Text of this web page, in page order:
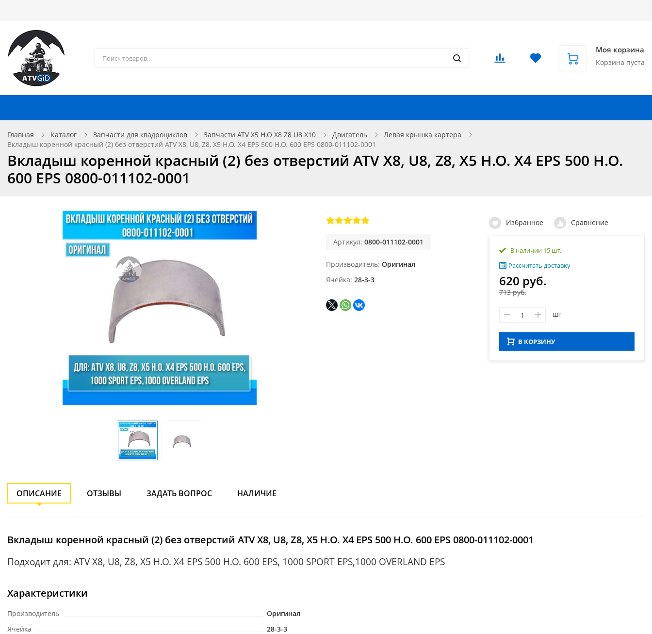
Моя корзина
Корзина пуста
Главная Каталог Запчасти для квадроциклов Запчасти ATV X5 H.O X8 Z8 U8 X10 Двигатель
Левая крышка картера
Вкладыш коренной красный (2) без отверстий ATV X8, U8, Z8, X5 H.O. X4 EPS 500 H.O. 600 EPS 0800-011102-0001
Вкладыш коренной красный (2) без отверстий ATV X8, U8, Z8, X5 H.O. X4 EPS 500 H.O.
600 EPS 0800-011102-0001
Артикул: 0800-011102-0001
Производитель Оригинал
Ячейка 28-3-3
Избранное Сравнение
В наличии 15 шт.
Рассчитать доставку
620 руб.
713 руб.
шт
В КОРЗИНУ
ОПИСАНИЕ ОТЗЫВЫ ЗАДАТЬ ВОПРОС НАЛИЧИЕ
Вкладыш коренной красный (2) без отверстий ATV X8, U8, Z8, X5 H.O. X4 EPS 500 H.O. 600 EPS 0800-011102-0001
Подходит для: ATV X8, U8, Z8, X5 H.O. X4 EPS 500 H.O. 600 EPS, 1000 SPORT EPS,1000 OVERLAND EPS
Характеристики
Производитель
Оригинал
Ячейка
28-3-3